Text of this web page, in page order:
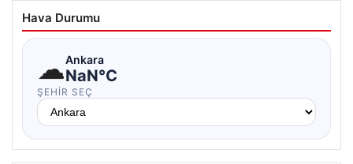
Hava Durumu
☁Ankara
NaN°C
ŞEHIR SEÇ